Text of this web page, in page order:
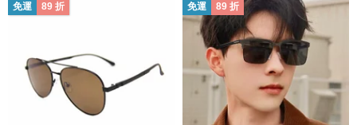
免運 89 折 免運 89 折